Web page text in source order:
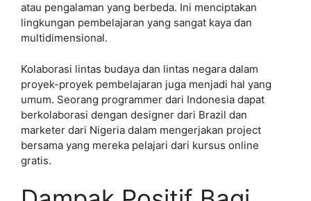
atau pengalaman yang berbeda. Ini menciptakan
lingkungan pembelajaran yang sangat kaya dan
multidimensional.
Kolaborasi lintas budaya dan lintas negara dalam
proyek-proyek pembelajaran juga menjadi hal yang
umum. Seorang programmer dari Indonesia dapat
berkolaborasi dengan designer dari Brazil dan
marketer dari Nigeria dalam mengerjakan project
bersama yang mereka pelajari dari kursus online
gratis.